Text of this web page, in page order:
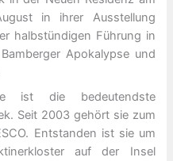
in ihrer Ausstellung
halbstündigen Führung in
Apokalypse und
ist die bedeutendste
Seit 2003 gehört sie zum
Entstanden ist sie um
auf der Insel